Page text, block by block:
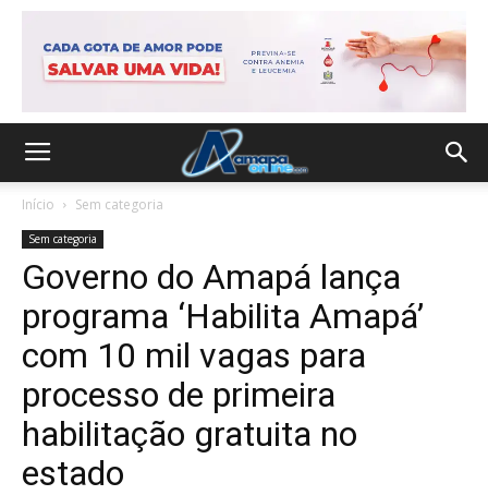
Início Sem categoria
Sem categoria
Governo do Amapá lança
programa ‘Habilita Amapá’
com 10 mil vagas para
processo de primeira
habilitação gratuita no
estado